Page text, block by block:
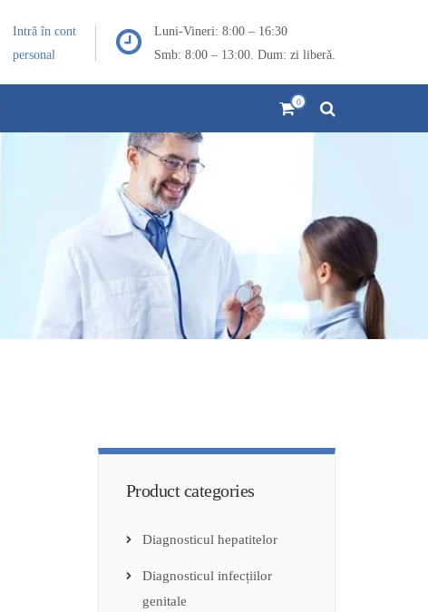
Intră în cont
personal
Luni-Vineri: 8:00 – 16:30
Smb: 8:00 – 13:00. Dum: zi liberă.
0
Product categories
Diagnosticul hepatitelor
Diagnosticul infecțiilor
genitale